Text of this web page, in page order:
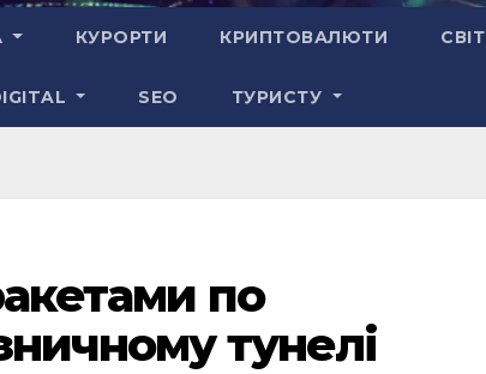
КУРОРТИ КРИПТОВАЛЮТИ СВІТ
SEO ТУРИСТУ
по
тунелі